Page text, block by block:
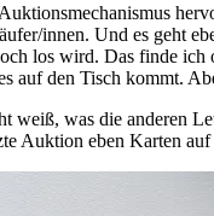
innen. Und es geht
los wird. Das finde
den Tisch kommt.
was die anderen
Auktion eben Karten